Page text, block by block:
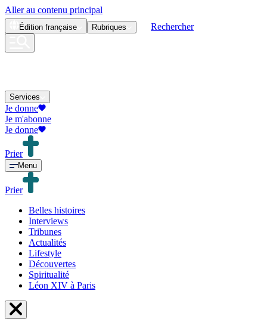
Aller au contenu principal
Édition française Rubriques Rechercher
Services
Je donne
Je m'abonne
Je donne
Prier
Menu
Prier
Belles histoires
Interviews
Tribunes
Actualités
Lifestyle
Découvertes
Spiritualité
Léon XIV à Paris